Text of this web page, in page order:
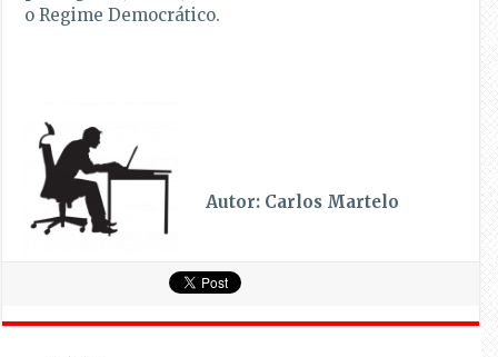
o Regime Democrático.
Autor: Carlos Martelo